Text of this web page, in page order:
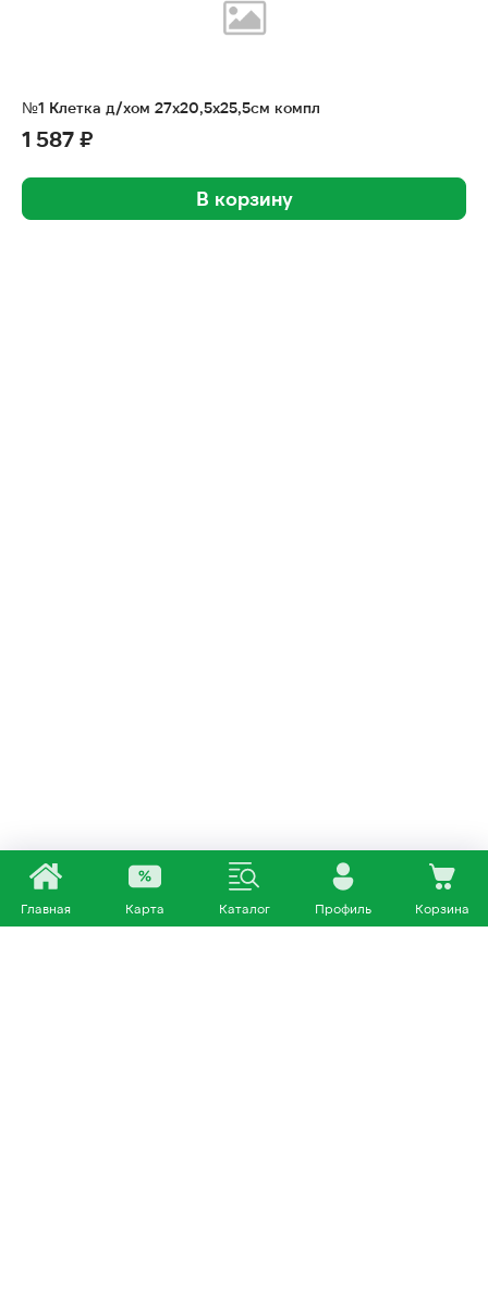
№1 Клетка д/хом 27х20,5х25,5см компл
1 587 ₽
В корзину
Главная Карта Каталог Профиль Корзина